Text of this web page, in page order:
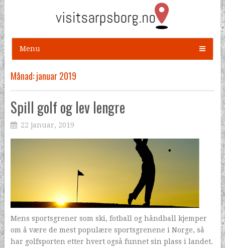
Menu
Månad:januar 2019
Spill golf og lev lengre
22 januar, 2019
Mens sportsgrener som ski, fotball og håndball kjemper
om å være de mest populære sportsgrenene i Norge, så
har golfsporten etter hvert også funnet sin plass i landet.